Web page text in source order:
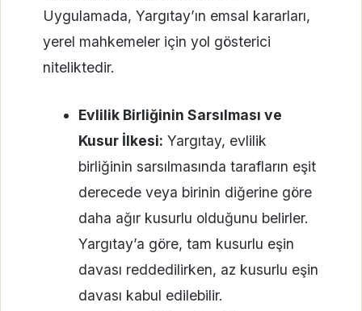
Uygulamada, Yargıtay’ın emsal kararları,
yerel mahkemeler için yol gösterici
niteliktedir.
Evlilik Birliğinin Sarsılması ve
Kusur İlkesi: Yargıtay, evlilik
birliğinin sarsılmasında tarafların eşit
derecede veya birinin diğerine göre
daha ağır kusurlu olduğunu belirler.
Yargıtay’a göre, tam kusurlu eşin
davası reddedilirken, az kusurlu eşin
davası kabul edilebilir.